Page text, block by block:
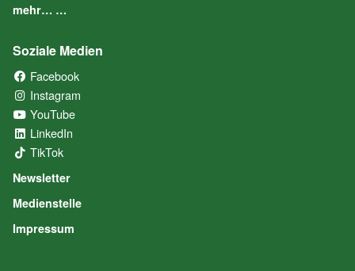
mehr… …
Soziale Medien
Facebook
Instagram
YouTube
LinkedIn
TikTok
Newsletter
Medienstelle
Impressum